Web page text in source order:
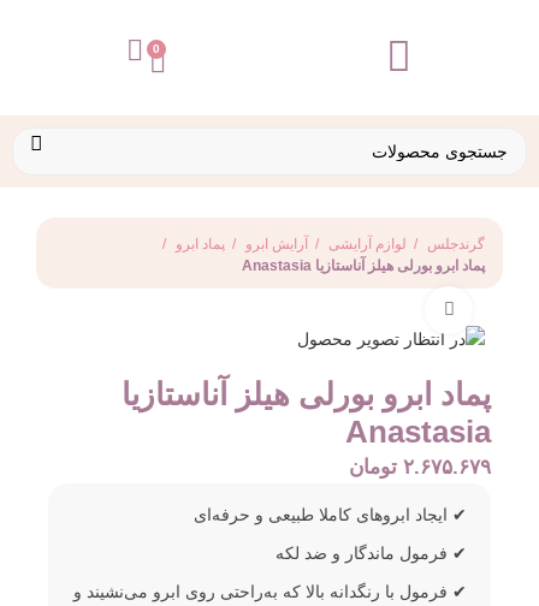
0
گرندجلس لوازم آرایشی آرایش ابرو
پماد ابرو
پماد ابرو بورلی هیلز آناستازیا Anastasia
پماد ابرو بورلی هیلز آناستازیا
Anastasia
۲.۶۷۵.۶۷۹ تومان
ایجاد ابروهای کاملا طبیعی و حرفه‌ای
فرمول ماندگار و ضد لکه
فرمول با رنگدانه بالا که به‌راحتی روی ابرو می‌نشیند و